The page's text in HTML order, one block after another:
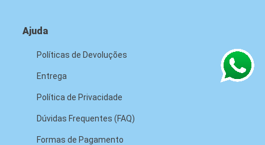
Ajuda
Políticas de Devoluções
Entrega
Política de Privacidade
Dúvidas Frequentes (FAQ)
Formas de Pagamento